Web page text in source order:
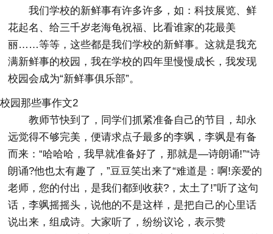
我们学校的新鲜事有许多许多，如：科技展览、鲜
花起名、给三千岁老海龟祝福、比看谁家的花最美
丽……等等，这些都是我们学校的新鲜事。这就是我充
满新鲜事的校园，我在学校的四年里慢慢成长，我发现
校园会成为“新鲜事俱乐部”。
校园那些事作文2
教师节快到了，同学们抓紧准备自己的节目，却永
远觉得不够完美，便请求点子最多的李飒，李飒是有备
而来：“哈哈哈，我早就准备好了，那就是—诗朗诵!”“诗
朗诵?他也太有趣了，”豆豆笑出来了“难道是：啊!亲爱的
老师，您的付出，是我们都到收获?，太土了!”听了这句
话，李飒摇摇头，说他的不是这样，是把自己的心里话
说出来，组成诗。大家听了，纷纷议论，表示赞